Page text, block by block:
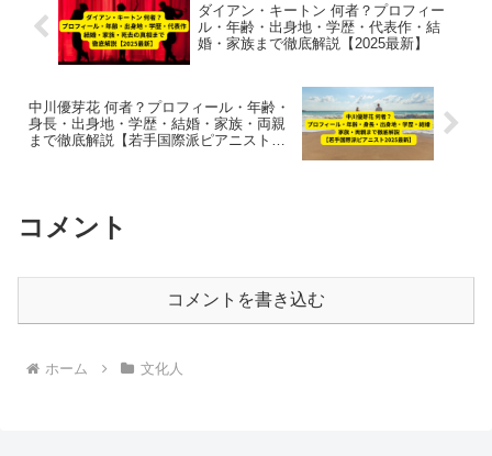
ダイアン・キートン 何者？プロフィー
ル・年齢・出身地・学歴・代表作・結
婚・家族まで徹底解説【2025最新】
中川優芽花 何者？プロフィール・年齢・
身長・出身地・学歴・結婚・家族・両親
まで徹底解説【若手国際派ピアニスト
コメント
コメントを書き込む
ホーム 文化人